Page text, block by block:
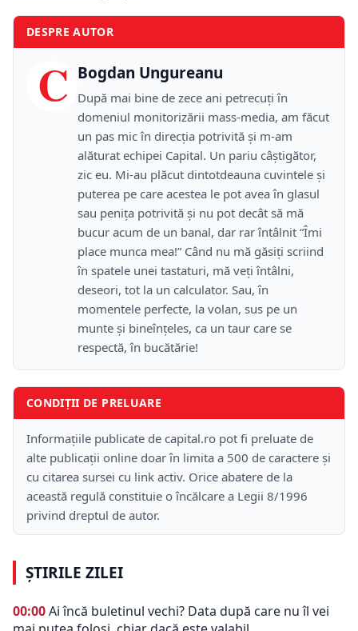
DESPRE AUTOR
C Bogdan Ungureanu
După mai bine de zece ani petrecuţi în
domeniul monitorizării mass-media, am făcut
un pas mic în direcţia potrivită şi m-am
alăturat echipei Capital. Un pariu câştigător,
zic eu. Mi-au plăcut dintotdeauna cuvintele şi
puterea pe care acestea le pot avea în glasul
sau peniţa potrivită şi nu pot decât să mă
bucur acum de un banal, dar rar întâlnit “Îmi
place munca mea!” Când nu mă găsiţi scriind
în spatele unei tastaturi, mă veţi întâlni,
deseori, tot la un calculator. Sau, în
momentele perfecte, la volan, sus pe un
munte şi bineînţeles, ca un taur care se
respectă, în bucătărie!
CONDIȚII DE PRELUARE
Informațiile publicate de capital.ro pot fi preluate de
alte publicații online doar în limita a 500 de caractere și
cu citarea sursei cu link activ. Orice abatere de la
această regulă constituie o încălcare a Legii 8/1996
privind dreptul de autor.
ȘTIRILE ZILEI
00:00Ai încă buletinul vechi? Data după care nu îl vei